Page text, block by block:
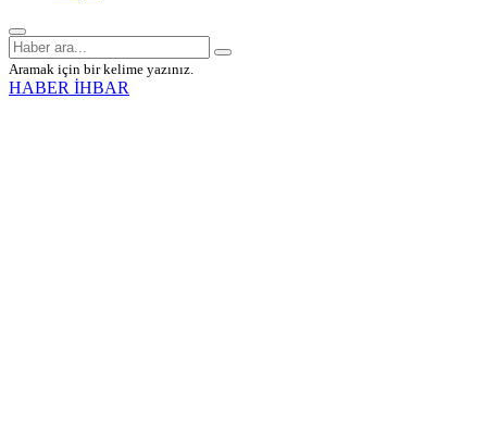
Aramak için bir kelime yazınız.
HABER İHBAR